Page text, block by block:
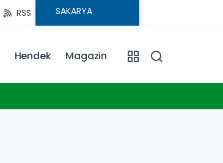
RSS
Hendek Magazin